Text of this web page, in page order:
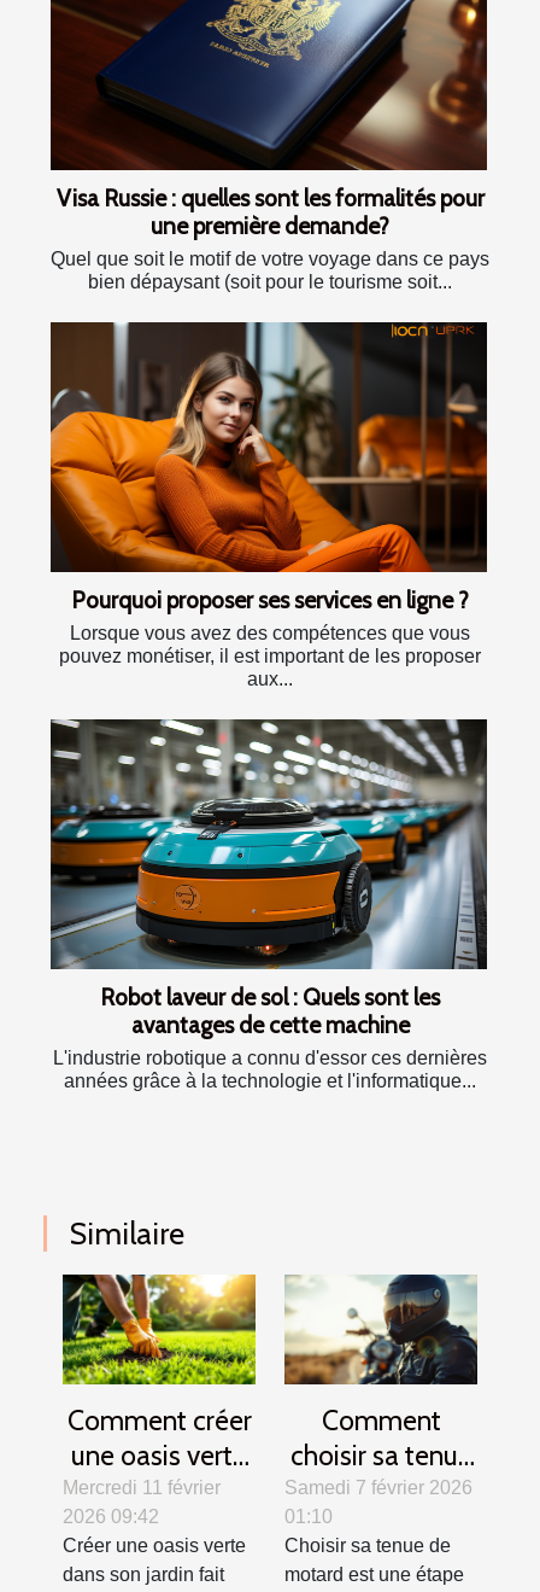
Visa Russie : quelles sont les formalités pour
une première demande?
Quel que soit le motif de votre voyage dans ce pays
bien dépaysant (soit pour le tourisme soit...
Pourquoi proposer ses services en ligne ?
Lorsque vous avez des compétences que vous
pouvez monétiser, il est important de les proposer
aux...
Robot laveur de sol : Quels sont les
avantages de cette machine
L'industrie robotique a connu d'essor ces dernières
années grâce à la technologie et l'informatique...
Similaire
Comment créer
une oasis verte
? Secrets d'un
gazon parfait
Mercredi 11 février
2026 09:42
Créer une oasis verte
dans son jardin fait
Comment
choisir sa tenue
de motard pour
allier confort et
sécurité ?
Samedi 7 février 2026
01:10
Choisir sa tenue de
motard est une étape